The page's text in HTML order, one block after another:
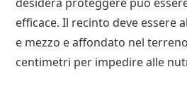
efficace. Il recinto deve essere
e mezzo e affondato nel
centimetri per impedire alle